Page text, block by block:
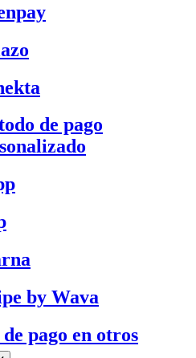
de pago
by Wava
pago en otros